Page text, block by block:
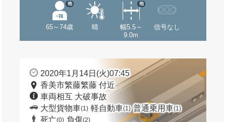
65～74歳
他
晴
幅5.5～
9.0m
他
信号なし
2020年1月14日(火)07:45
香美市繁藤繁藤 付近
車両相互 大破事故
大型貨物車(1) 軽自動車(1) 普通乗用車(1)
死亡(0) 負傷(2)